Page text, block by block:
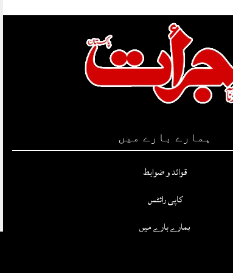
ہمارے بارے میں
قوائد و ضوابط
کاپی رائٹس
ہمارے بارے میں